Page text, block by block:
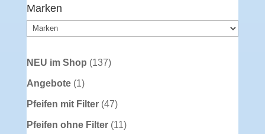
Marken
NEU im Shop 137137
Angebote 11
Produkt
Pfeifen mit Filter 4747
Produkte
Pfeifen ohne Filter 1111